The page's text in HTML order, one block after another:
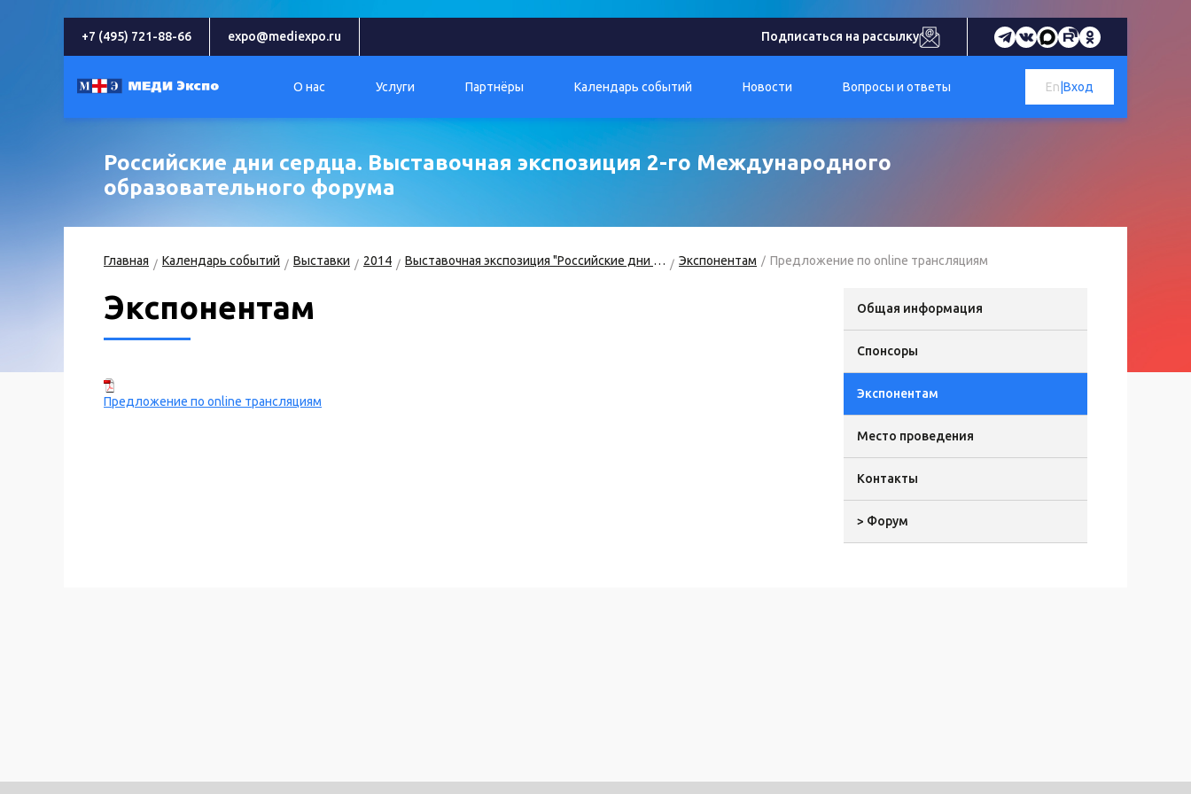
+7 (495) 721-88-66 expo@mediexpo.ru Подписаться на рассылку
О нас Услуги Партнёры Календарь событий Новости Вопросы и ответы Вход
En
Российские дни сердца. Выставочная экспозиция 2-го Международного
образовательного форума
Главная Календарь событий Выставки 2014 Выставочная экспозиция "Российские дни сердца" Экспонентам Предложение по online трансляциям
Экспонентам
Предложение по online трансляциям
Общая информация
Спонсоры
Экспонентам
Место проведения
Контакты
> Форум